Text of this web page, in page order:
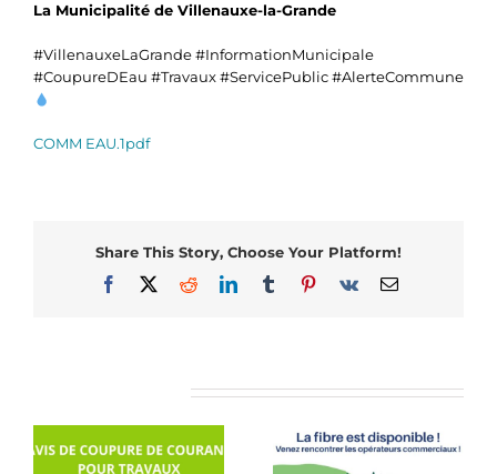
La Municipalité de Villenauxe-la-Grande
#VillenauxeLaGrande #InformationMunicipale
#CoupureDEau #Travaux #ServicePublic #AlerteCommune
COMM EAU.1pdf
Share This Story, Choose Your Platform!
Facebook
X RedditLinkedInTumblrPinterest
Vk Email